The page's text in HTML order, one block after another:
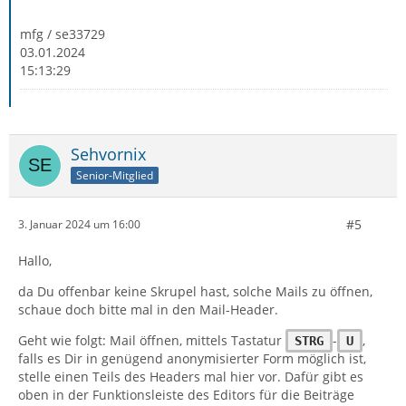
mfg / se33729
03.01.2024
15:13:29
Sehvornix
Senior-Mitglied
3. Januar 2024 um 16:00 #5
Hallo,
da Du offenbar keine Skrupel hast, solche Mails zu öffnen,
schaue doch bitte mal in den Mail-Header.
Geht wie folgt: Mail öffnen, mittels Tastatur
STRG - U
,
falls es Dir in genügend anonymisierter Form möglich ist,
stelle einen Teils des Headers mal hier vor. Dafür gibt es
oben in der Funktionsleiste des Editors für die Beiträge